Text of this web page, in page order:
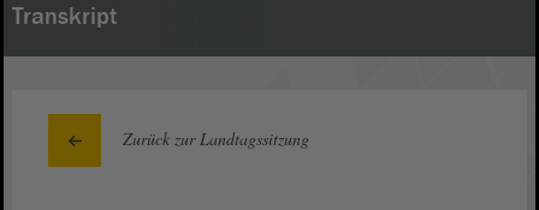
Transkript
Zurück zur Landtagssitzung